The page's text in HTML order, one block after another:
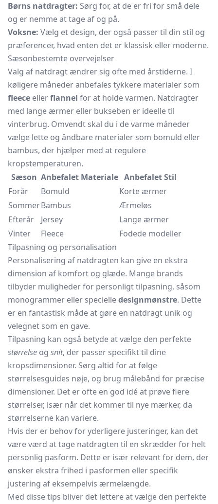
Børns natdragter: Sørg for, at de er fri for små dele
og er nemme at tage af og på.
Voksne: Vælg et design, der også passer til din stil og
præferencer, hvad enten det er klassisk eller moderne.
Sæsonbestemte overvejelser
Valg af natdragt ændrer sig ofte med årstiderne. I
køligere måneder anbefales tykkere materialer som
fleece ellerflannel for at holde varmen. Natdragter
med lange ærmer eller bukseben er ideelle til
vinterbrug. Omvendt skal du i de varme måneder
vælge lette og åndbare materialer som bomuld eller
bambus, der hjælper med at regulere
kropstemperaturen.
Sæson Anbefalet Materiale Anbefalet Stil
Forår
Bomuld
Korte ærmer
SommerBambus
Ærmeløs
Efterår
Jersey
Lange ærmer
Vinter
Fleece
Fodede modeller
Tilpasning og personalisation
Personalisering af natdragten kan give en ekstra
dimension af komfort og glæde. Mange brands
tilbyder muligheder for personligt tilpasning, såsom
monogrammer eller specielledesignmønstre. Dette
er en fantastisk måde at gøre en natdragt unik og
velegnet som en gave.
Tilpasning kan også betyde at vælge den perfekte
størrelse og snit, der passer specifikt til dine
kropsdimensioner. Sørg altid for at følge
størrelsesguides nøje, og brug målebånd for præcise
dimensioner. Det er ofte en god idé at prøve flere
størrelser, især når det kommer til nye mærker, da
størrelserne kan variere.
Hvis der er behov for yderligere justeringer, kan det
være værd at tage natdragten til en skrædder for helt
personlig pasform. Dette er især relevant for dem, der
ønsker ekstra frihed i pasformen eller specifik
justering af eksempelvis ærmelængde.
Med disse tips bliver det lettere at vælge den perfekte